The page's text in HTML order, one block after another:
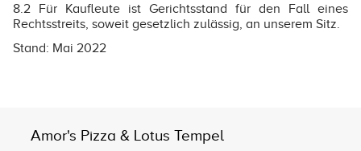
8.2 Für Kaufleute ist Gerichtsstand für den Fall eines
Rechtsstreits, soweit gesetzlich zulässig, an unserem Sitz.
Stand: Mai 2022
Amor's Pizza & Lotus Tempel